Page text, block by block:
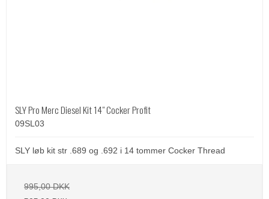
SLY Pro Merc Diesel Kit 14" Cocker Profit
09SL03
SLY løb kit str .689 og .692 i 14 tommer Cocker Thread
995,00 DKK